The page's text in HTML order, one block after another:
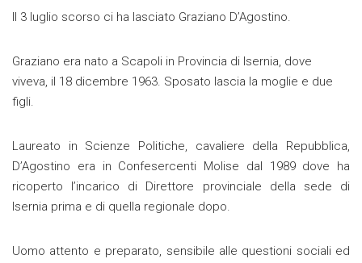
Il 3 luglio scorso ci ha lasciato Graziano D’Agostino.
Graziano era nato a Scapoli in Provincia di Isernia, dove
viveva, il 18 dicembre 1963. Sposato lascia la moglie e due
figli.
Laureato in Scienze Politiche, cavaliere della Repubblica,
D’Agostino era in Confesercenti Molise dal 1989 dove ha
ricoperto l’incarico di Direttore provinciale della sede di
Isernia prima e di quella regionale dopo.
Uomo attento e preparato, sensibile alle questioni sociali ed